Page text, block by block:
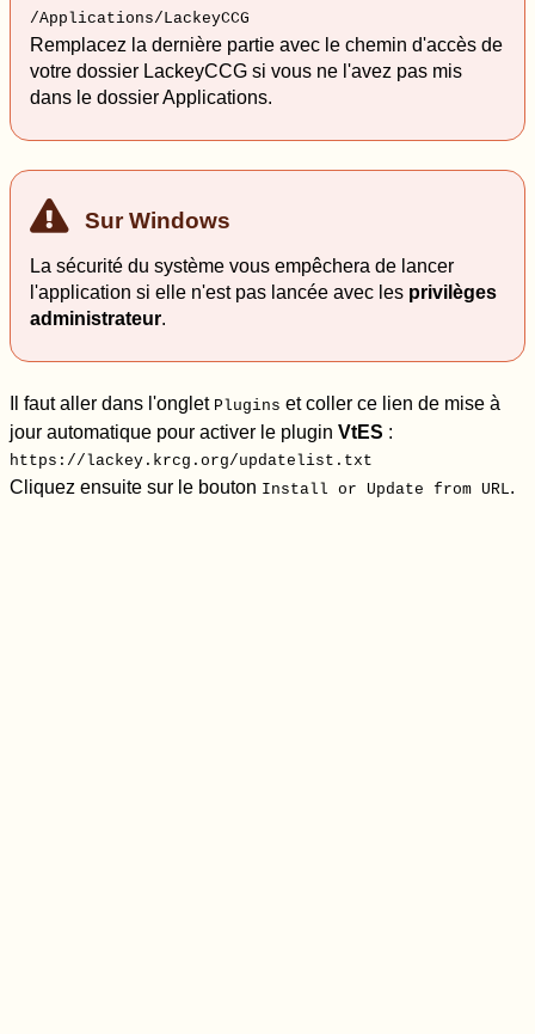
/Applications/LackeyCCG
Remplacez la dernière partie avec le chemin d'accès de
votre dossier LackeyCCG si vous ne l'avez pas mis
dans le dossier Applications.
Sur Windows
La sécurité du système vous empêchera de lancer
l'application si elle n'est pas lancée avec les privilèges
administrateur.
Il faut aller dans l'onglet Plugins et coller ce lien de mise à
jour automatique pour activer le plugin VtES :
https://lackey.krcg.org/updatelist.txt
Cliquez ensuite sur le bouton Install or Update from URL.